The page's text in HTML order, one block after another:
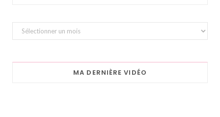
Archives
MA DERNIÈRE VIDÉO